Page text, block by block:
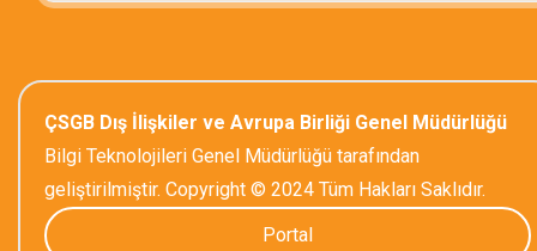
ÇSGB Dış İlişkiler ve Avrupa Birliği Genel Müdürlüğü
Bilgi Teknolojileri Genel Müdürlüğü tarafından
geliştirilmiştir. Copyright © 2024 Tüm Hakları Saklıdır.
Portal